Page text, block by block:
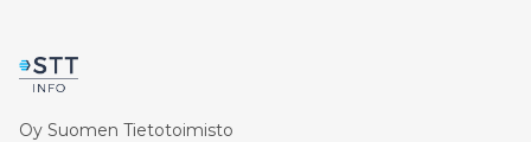
Oy Suomen Tietotoimisto